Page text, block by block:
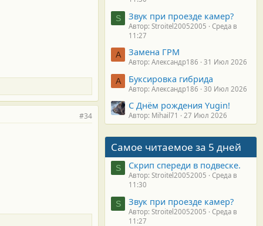
#34
S Звук при проезде камер?
Автор: Stroitel20052005
Среда в
11:27
А Замена ГРМ
Автор: Александр186 31 Июл 2026
А Буксировка гибрида
Автор: Александр186 30 Июл 2026
С Днём рождения Yugin!
Автор: Mihail71 27 Июл 2026
Самое читаемое за 5 дней
S Скрип спереди в подвеске.
Автор: Stroitel20052005
Среда в
11:30
S Звук при проезде камер?
Автор: Stroitel20052005
Среда в
11:27